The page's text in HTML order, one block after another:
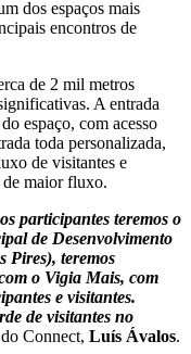
dos espaços mais
encontros de
de 2 mil metros
A entrada
espaço, com acesso
toda personalizada,
de visitantes e
de maior fluxo.
participantes teremos o
de Desenvolvimento
Pires), teremos
o Vigia Mais, com
e visitantes.
de visitantes no
Connect, Luís Ávalos.